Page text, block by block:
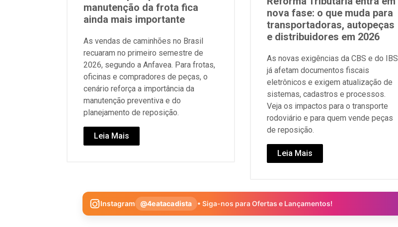
manutenção da frota fica
ainda mais importante
As vendas de caminhões no Brasil
recuaram no primeiro semestre de
2026, segundo a Anfavea. Para frotas,
oficinas e compradores de peças, o
cenário reforça a importância da
manutenção preventiva e do
planejamento de reposição.
Leia Mais
nova fase: o que muda para
transportadoras, autopeças
e distribuidores em 2026
As novas exigências da CBS e do IBS
já afetam documentos fiscais
eletrônicos e exigem atualização de
sistemas, cadastros e processos.
Veja os impactos para o transporte
rodoviário e para quem vende peças
de reposição.
Leia Mais
Instagram @4eatacadista • Siga-nos para Ofertas e Lançamentos!